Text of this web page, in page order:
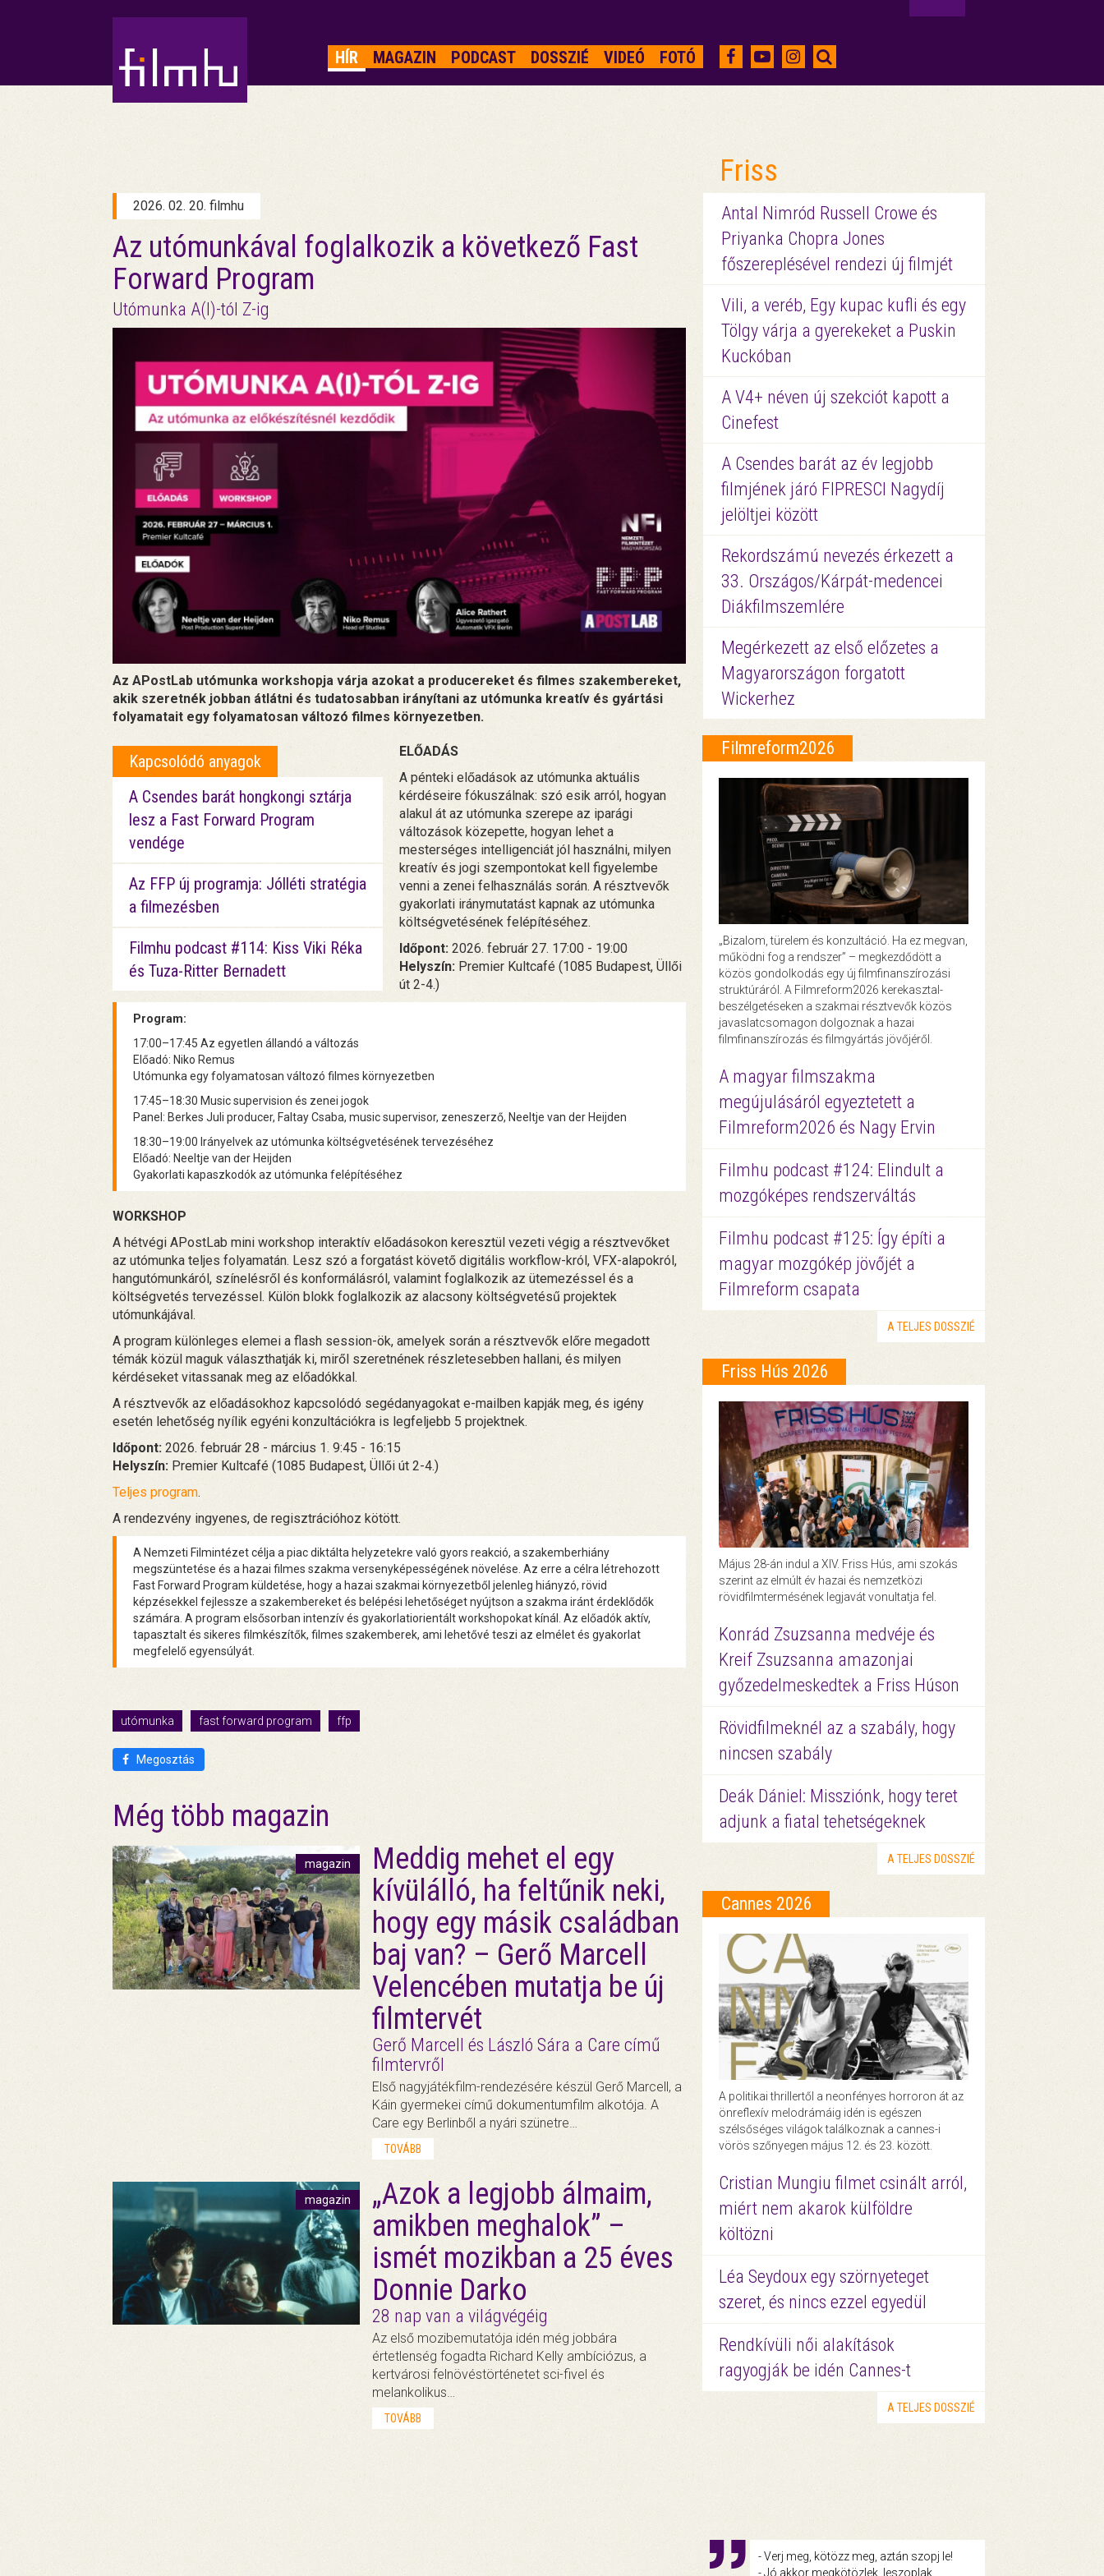
HÍR MAGAZIN PODCAST DOSSZIÉ VIDEÓ FOTÓ
2026. 02. 20. filmhu
Az utómunkával foglalkozik a következő Fast
Forward Program
Utómunka A(I)-tól Z-ig
Az APostLab utómunka workshopja várja azokat a producereket és filmes szakembereket,
akik szeretnék jobban átlátni és tudatosabban irányítani az utómunka kreatív és gyártási
folyamatait egy folyamatosan változó filmes környezetben.
Kapcsolódó anyagok
A Csendes barát hongkongi sztárja
lesz a Fast Forward Program
vendége
Az FFP új programja: Jólléti stratégia
a filmezésben
Filmhu podcast #114: Kiss Viki Réka
és Tuza-Ritter Bernadett
ELŐADÁS
A pénteki előadások az utómunka aktuális
kérdéseire fókuszálnak: szó esik arról, hogyan
alakul át az utómunka szerepe az iparági
változások közepette, hogyan lehet a
mesterséges intelligenciát jól használni, milyen
kreatív és jogi szempontokat kell figyelembe
venni a zenei felhasználás során. A résztvevők
gyakorlati iránymutatást kapnak az utómunka
költségvetésének felépítéséhez.
Időpont: 2026. február 27. 17:00 - 19:00
Helyszín: Premier Kultcafé (1085 Budapest, Üllői
út 2-4.)
Program:
17:00–17:45 Az egyetlen állandó a változás
Előadó: Niko Remus
Utómunka egy folyamatosan változó filmes környezetben
17:45–18:30 Music supervision és zenei jogok
Panel: Berkes Juli producer, Faltay Csaba, music supervisor, zeneszerző, Neeltje van der Heijden
18:30–19:00 Irányelvek az utómunka költségvetésének tervezéséhez
Előadó: Neeltje van der Heijden
Gyakorlati kapaszkodók az utómunka felépítéséhez
WORKSHOP
A hétvégi APostLab mini workshop interaktív előadásokon keresztül vezeti végig a résztvevőket
az utómunka teljes folyamatán. Lesz szó a forgatást követő digitális workflow-król, VFX-alapokról,
hangutómunkáról, színelésről és konformálásról, valamint foglalkozik az ütemezéssel és a
költségvetés tervezéssel. Külön blokk foglalkozik az alacsony költségvetésű projektek
utómunkájával.
A program különleges elemei a flash session-ök, amelyek során a résztvevők előre megadott
témák közül maguk választhatják ki, miről szeretnének részletesebben hallani, és milyen
kérdéseket vitassanak meg az előadókkal.
A résztvevők az előadásokhoz kapcsolódó segédanyagokat e-mailben kapják meg, és igény
esetén lehetőség nyílik egyéni konzultációkra is legfeljebb 5 projektnek.
Időpont: 2026. február 28 - március 1. 9:45 - 16:15
Helyszín: Premier Kultcafé (1085 Budapest, Üllői út 2-4.)
Teljes program.
A rendezvény ingyenes, de regisztrációhoz kötött.
A Nemzeti Filmintézet célja a piac diktálta helyzetekre való gyors reakció, a szakemberhiány
megszüntetése és a hazai filmes szakma versenyképességének növelése. Az erre a célra létrehozott
Fast Forward Program küldetése, hogy a hazai szakmai környezetből jelenleg hiányzó, rövid
képzésekkel fejlessze a szakembereket és belépési lehetőséget nyújtson a szakma iránt érdeklődők
számára. A program elsősorban intenzív és gyakorlatiorientált workshopokat kínál. Az előadók aktív,
tapasztalt és sikeres filmkészítők, filmes szakemberek, ami lehetővé teszi az elmélet és gyakorlat
megfelelő egyensúlyát.
utómunka fast forward program ffp
Megosztás
Még több magazin
magazin
Meddig mehet el egy
kívülálló, ha feltűnik neki,
hogy egy másik családban
baj van? – Gerő Marcell
Velencében mutatja be új
filmtervét
Gerő Marcell és László Sára a Care című
filmtervről
Első nagyjátékfilm-rendezésére készül Gerő Marcell, a
Káin gyermekei című dokumentumfilm alkotója. A
Care egy Berlinből a nyári szünetre…
TOVÁBB
magazin
„Azok a legjobb álmaim,
amikben meghalok” –
ismét mozikban a 25 éves
Donnie Darko
28 nap van a világvégéig
Az első mozibemutatója idén még jobbára
értetlenség fogadta Richard Kelly ambíciózus, a
kertvárosi felnövéstörténetet sci-fivel és
melankolikus…
TOVÁBB
Friss
Antal Nimród Russell Crowe és
Priyanka Chopra Jones
főszereplésével rendezi új filmjét
Vili, a veréb, Egy kupac kufli és egy
Tölgy várja a gyerekeket a Puskin
Kuckóban
A V4+ néven új szekciót kapott a
Cinefest
A Csendes barát az év legjobb
filmjének járó FIPRESCI Nagydíj
jelöltjei között
Rekordszámú nevezés érkezett a
33. Országos/Kárpát-medencei
Diákfilmszemlére
Megérkezett az első előzetes a
Magyarországon forgatott
Wickerhez
Filmreform2026
„Bizalom, türelem és konzultáció. Ha ez megvan,
működni fog a rendszer” – megkezdődött a
közös gondolkodás egy új filmfinanszírozási
struktúráról. A Filmreform2026 kerekasztal-
beszélgetéseken a szakmai résztvevők közös
javaslatcsomagon dolgoznak a hazai
filmfinanszírozás és filmgyártás jövőjéről.
A magyar filmszakma
megújulásáról egyeztetett a
Filmreform2026 és Nagy Ervin
Filmhu podcast #124: Elindult a
mozgóképes rendszerváltás
Filmhu podcast #125: Így építi a
magyar mozgókép jövőjét a
Filmreform csapata
A TELJES DOSSZIÉ
Friss Hús 2026
Május 28-án indul a XIV. Friss Hús, ami szokás
szerint az elmúlt év hazai és nemzetközi
rövidfilmtermésének legjavát vonultatja fel.
Konrád Zsuzsanna medvéje és
Kreif Zsuzsanna amazonjai
győzedelmeskedtek a Friss Húson
Rövidfilmeknél az a szabály, hogy
nincsen szabály
Deák Dániel: Missziónk, hogy teret
adjunk a fiatal tehetségeknek
A TELJES DOSSZIÉ
Cannes 2026
A politikai thrillertől a neonfényes horroron át az
önreflexív melodrámáig idén is egészen
szélsőséges világok találkoznak a cannes-i
vörös szőnyegen május 12. és 23. között.
Cristian Mungiu filmet csinált arról,
miért nem akarok külföldre
költözni
Léa Seydoux egy szörnyeteget
szeret, és nincs ezzel egyedül
Rendkívüli női alakítások
ragyogják be idén Cannes-t
A TELJES DOSSZIÉ
- Verj meg, kötözz meg, aztán szopj le!
- Jó akkor megkötözlek, leszoplak,